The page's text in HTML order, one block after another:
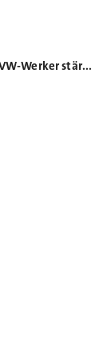
Diese Exoskelette machen VW-Werker stärker